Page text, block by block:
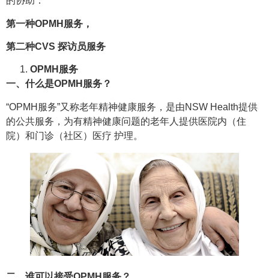
第一种OPMH服务，
第二种CVS 探访员服务
OPMH服务
一、什么是OPMH服务？
“OPMH服务”又称老年精神健康服务，是由NSW Health提供
的公共服务，为有精神健康问题的老年人提供医院内（住
院）和门诊（社区）医疗 护理。